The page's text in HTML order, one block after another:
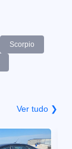
Scorpio
Ver tudo ❯